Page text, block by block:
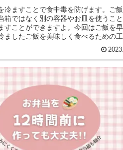
冷ますことで食中毒を防げます。ご
箱ではなく別の容器やお皿を使うこと
すことができますよ。今回はご飯を
ましたご飯を美味しく食べるための工